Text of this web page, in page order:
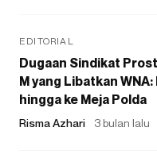
EDITORIAL
Dugaan Sindikat
M yang Libatkan
hingga ke Meja Polda
Risma Azhari 3 bulan lalu